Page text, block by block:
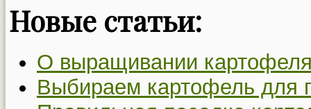
Новые статьи:
О выращивании
Выбираем картофель для